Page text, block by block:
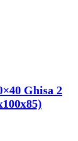
Ghisa 2